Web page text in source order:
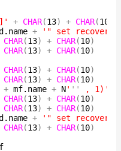
] ' + CHAR(13) + CHAR(10
. name + ' " set recovery
CHAR(13) + CHAR(10)
CHAR(13) + CHAR(10)
CHAR(13) + CHAR(10)
CHAR(13) + CHAR(10)
+ mf. name + N' '' , 1) '
CHAR(13) + CHAR(10)
CHAR(13) + CHAR(10)
. name + ' " set
CHAR(13) + CHAR(10)